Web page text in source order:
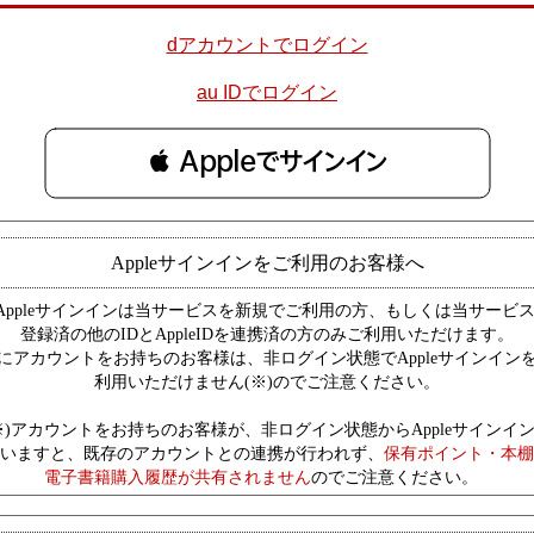
dアカウントでログイン
au IDでログイン
 Appleでサインイン
Appleサインインをご利用のお客様へ
サインインは当サービスを新規でご利用の方、もしくは当サービ
登録済の他のIDとAppleIDを連携済の方のみご利用いただけます。
アカウントをお持ちのお客様は、非ログイン状態でAppleサインイン
利用いただけません(※)のでご注意ください。
カウントをお持ちのお客様が、非ログイン状態からAppleサインイ
ますと、既存のアカウントとの連携が行われず、 保有ポイント・本棚
電子書籍購入履歴が共有されませんのでご注意ください。